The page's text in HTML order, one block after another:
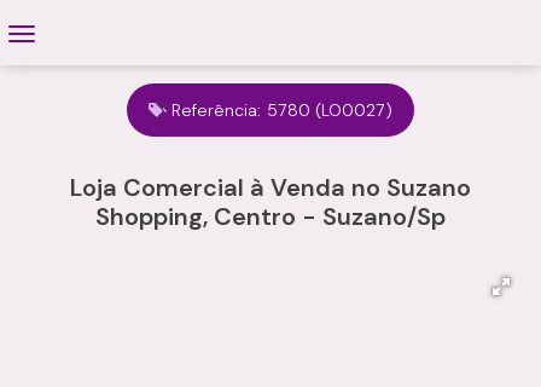
Referência: 5780 (LO0027)
Loja Comercial à Venda no Suzano
Shopping, Centro - Suzano/Sp